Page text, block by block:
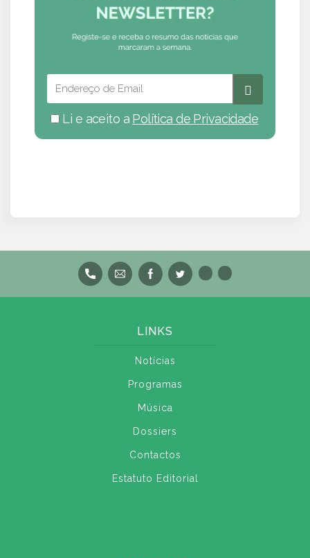
Li e aceito a Política de Privacidade
LINKS
Notícias
Programas
Música
Dossiers
Contactos
Estatuto Editorial